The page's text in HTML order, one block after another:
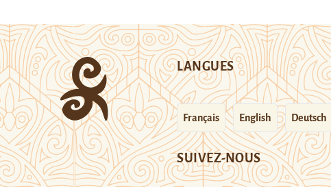
LANGUES
Français English Deutsch
SUIVEZ-NOUS